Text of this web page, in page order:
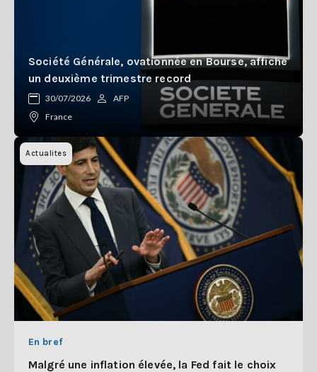
Société Générale, ovationnée en Bourse, affiche
un deuxième trimestre record
30/07/2026
AFP
France
Actualites
En bref
Malgré une inflation élevée, la Fed fait le choix